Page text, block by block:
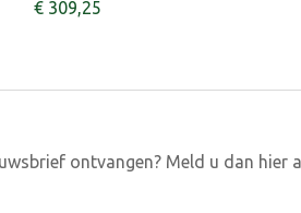
€ 309,25
ontvangen? Meld u dan hier